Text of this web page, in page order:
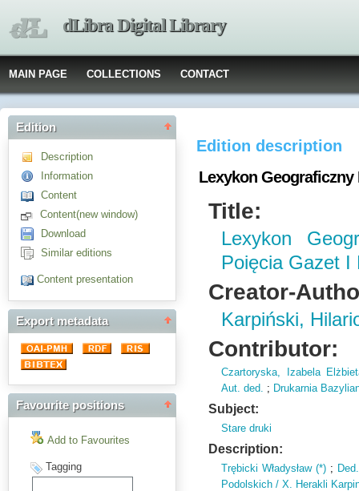
dLibra Digital Library
MAIN PAGE COLLECTIONS CONTACT
Edition
Description
Information
Content
Content(new window)
Download
Similar editions
Content presentation
Export metadata
Favourite positions
Add to Favourites
Tagging
Edition description
Lexykon
Title:
Lexykon
Poięcia Gazet I
Creator-
Karpiński,
Contributor:
Czartoryska, Izabela
Aut. ded. ; Drukarnia
Subject:
Stare druki
Description:
Trębicki Władysław (*) ; Ded.
Podolskich / X. Herakli